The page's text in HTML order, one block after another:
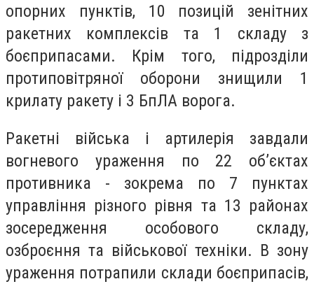
опорних пунктів, 10 позицій зенітних
ракетних комплексів та 1 складу з
боєприпасами. Крім того, підрозділи
протиповітряної оборони знищили 1
крилату ракету і 3 БпЛА ворога.
Ракетні війська і артилерія завдали
вогневого ураження по 22 об’єктах
противника - зокрема по 7 пунктах
управління різного рівня та 13 районах
зосередження особового складу,
озброєння та військової техніки. В зону
ураження потрапили склади боєприпасів,